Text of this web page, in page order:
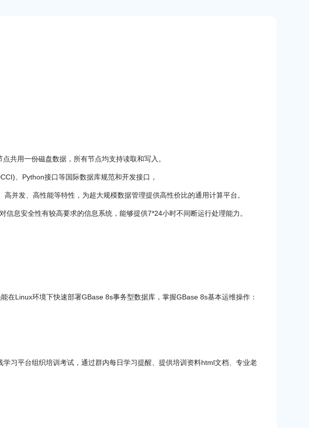
共用一份磁盘数据，所有节点均支持读取和写入。
、Python接口等国际数据库规范和开发接口，
并发、高性能等特性，为超大规模数据管理提供高性价比的通用计算平台。
息安全性有较高要求的信息系统，能够提供7*24小时不间断运行处理能力。
Linux环境下快速部署GBase 8s事务型数据库，掌握GBase 8s基本运维操作：
习平台组织培训考试，通过群内每日学习提醒、提供培训资料html文档、专业老